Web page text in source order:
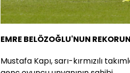
EMRE BELÖZOĞLU'NUN
Mustafa Kapı, sarı-kırmızılı